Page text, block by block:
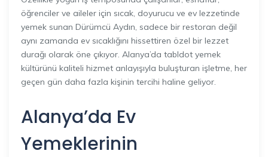
öğrenciler ve aileler için sıcak, doyurucu ve ev lezzetinde
yemek sunan Dürümcü Aydın, sadece bir restoran değil
aynı zamanda ev sıcaklığını hissettiren özel bir lezzet
durağı olarak öne çıkıyor. Alanya’da tabldot yemek
kültürünü kaliteli hizmet anlayışıyla buluşturan işletme, her
geçen gün daha fazla kişinin tercihi haline geliyor.
Alanya’da Ev
Yemeklerinin